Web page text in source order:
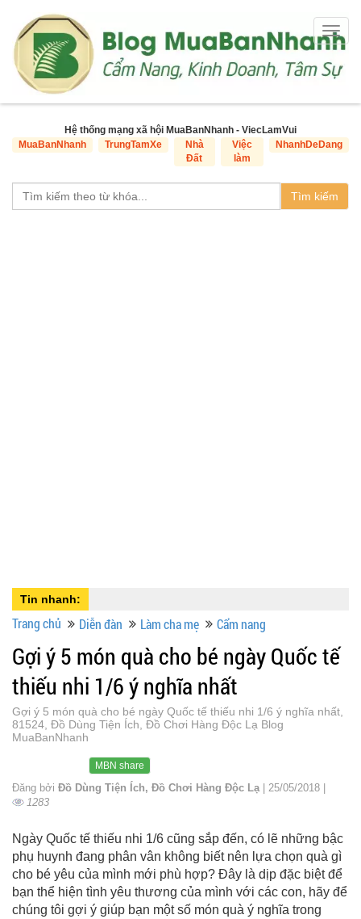
Hệ thống mạng xã hội MuaBanNhanh - ViecLamVui
MuaBanNhanh
TrungTamXe
Nhà
Đất
Việc
làm
NhanhDeDang
Tìm kiếm
Tin nhanh:
Trang chủ Diễn đàn Làm cha mẹ Cẩm nang
Gợi ý 5 món quà cho bé ngày Quốc tế
thiếu nhi 1/6 ý nghĩa nhất
Gợi ý 5 món quà cho bé ngày Quốc tế thiếu nhi 1/6 ý nghĩa nhất,
81524, Đồ Dùng Tiện Ích, Đồ Chơi Hàng Độc Lạ Blog
MuaBanNhanh
MBN share
Đăng bởi Đồ Dùng Tiện Ích, Đồ Chơi Hàng Độc Lạ | 25/05/2018 |
1283
Ngày Quốc tế thiếu nhi 1/6 cũng sắp đến, có lẽ những bậc
phụ huynh đang phân vân không biết nên lựa chọn quà gì
cho bé yêu của mình mới phù hợp? Đây là dịp đặc biệt để
bạn thể hiện tình yêu thương của mình với các con, hãy để
chúng tôi gợi ý giúp bạn một số món quà ý nghĩa trong